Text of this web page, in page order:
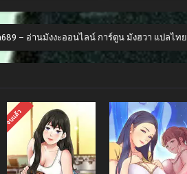
– อ่านมังงะออนไลน์ การ์ตูน มังฮวา แปลไทย
จบแล้ว